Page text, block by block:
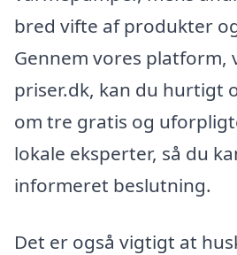
bred vifte af produkter
Gennem vores platform,
priser.dk, kan du hurtigt
om tre gratis og
lokale eksperter, så du
informeret beslutning.
Det er også vigtigt at